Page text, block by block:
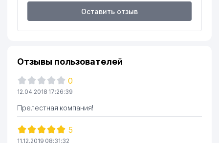
BALLY KOMMUNAL SERVIS
20 AVTO MASTER STAR ООО 189 м
23 ALL SERVICE HOME ООО
24 АТС №291/293
25
НОТАРИАЛЬНАЯ КОНТОРА №1
МИРАБАДСКОГО РАЙОНА
Оставить отзыв
Отзывы пользователей
0
12.04.2018 17:26:39
Прелестная компания!
5
11.12.2019 08:31:32